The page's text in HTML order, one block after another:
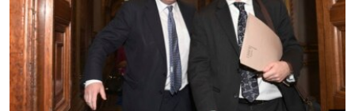
فرهنگ و زندگی
حقوق شهروندی
اقتصادی
علم و فناوری
مستندها
انتخابات ریاست جمهوری آمریکا ۲۰۲۴
حمله جمهوری اسلامی به اسرائیل
رمز مهسا
دنبال کنید